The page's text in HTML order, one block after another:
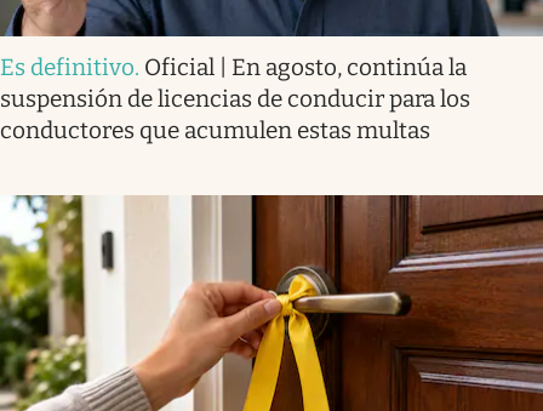
Es definitivo. Oficial | En agosto, continúa la
suspensión de licencias de conducir para los
conductores que acumulen estas multas